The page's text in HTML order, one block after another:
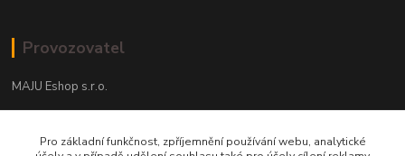
Provozovatel
MAJU Eshop s.r.o.
702 00 Ostrava
Pro základní funkčnost, zpříjemnění používání webu, analytické